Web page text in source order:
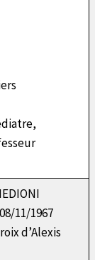
11/1967
d’Alexis